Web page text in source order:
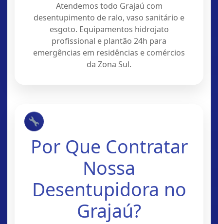
Atendemos todo Grajaú com
desentupimento de ralo, vaso sanitário e
esgoto. Equipamentos hidrojato
profissional e plantão 24h para
emergências em residências e comércios
da Zona Sul.
Por Que Contratar
Nossa
Desentupidora no
Grajaú?